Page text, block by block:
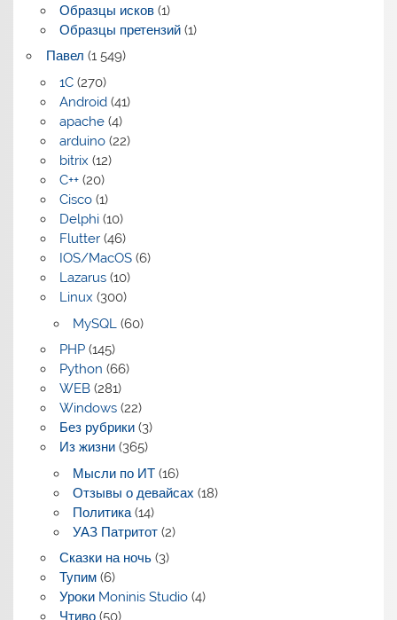
Образцы исков(1)
Образцы претензий(1)
Павел (1 549)
1C(270)
Android(41)
apache(4)
arduino(22)
bitrix (12)
C++(20)
Cisco(1)
Delphi(10)
Flutter(46)
IOS/MacOS(6)
Lazarus(10)
Linux (300)
MySQL (60)
PHP(145)
Python (66)
WEB(281)
Windows(22)
Без рубрики(3)
Из жизни(365)
Мысли по ИТ(16)
Отзывы о девайсах (18)
Политика(14)
УАЗ Патритот(2)
Сказки на ночь(3)
Тупим(6)
Уроки Moninis Studio(4)
Чтиво(50)